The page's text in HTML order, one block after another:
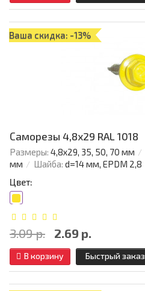
Ваша скидка: -13%
Саморезы 4,8х29 RAL 1018
Размеры: 4,8х29, 35, 50, 70 мм
мм
Шайба: d=14 мм, EPDM 2,8
Цвет:
3.09 р. 2.69 р.
В корзину Быстрый заказ